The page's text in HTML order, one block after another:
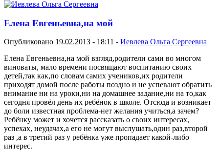
Елена Евгеньевна,на мой
Опубликовано 19.02.2013 - 18:11 - Иевлева Ольга Сергеевна
Елена Евгеньевна,на мой взгляд,родители сами во многом
виноваты, мало времени посвящают воспитанию своих
детей,так как,по словам самих учеников,их родители
приходят домой после работы поздно и не успевают обратить
внимание ни на уроки,ни на домашнее задание,ни на то,как
сегодня провёл день их ребёнок в школе. Отсюда и возникает
до боли известная проблема-нет желания учиться,а зачем?
Ребёнку может и хочется рассказать о своих интересах,
успехах, неудачах,а его не могут выслушать,один раз,второй
раз ,а в третий раз у ребёнка уже пропадает какой-либо
интерес.